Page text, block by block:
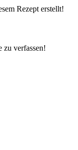
Rezept erstellt!
zu verfassen!